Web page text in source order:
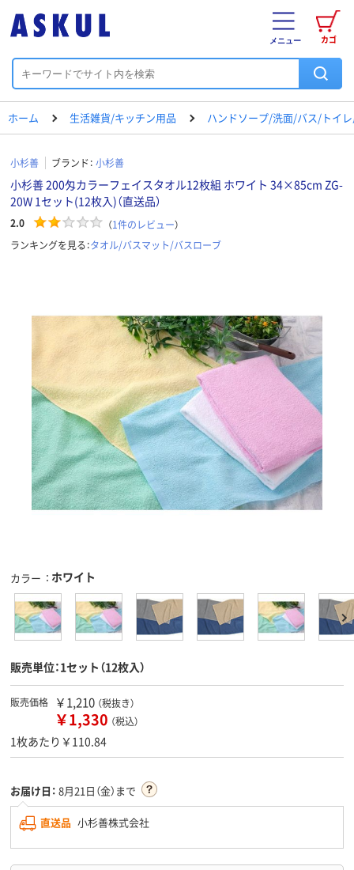
カゴ
メニュー
ホーム 生活雑貨/キッチン用品 ハンドソープ/洗面/バス/トイ
小杉善 ブランド： 小杉善
小杉善 200匁カラーフェイスタオル12枚組 ホワイト 34×85cm ZG-
20W 1セット(12枚入)（直送品）
2.0 （1件のレビュー）
ランキングを見る：タオル/バスマット/バスローブ
カラー ホワイト
販売単位：1セット（12枚入）
販売価格 ￥1,210 （税抜き）
￥1,330 （税込）
1枚あたり￥110.84
お届け日： 8月21日（金）まで
直送品 小杉善株式会社